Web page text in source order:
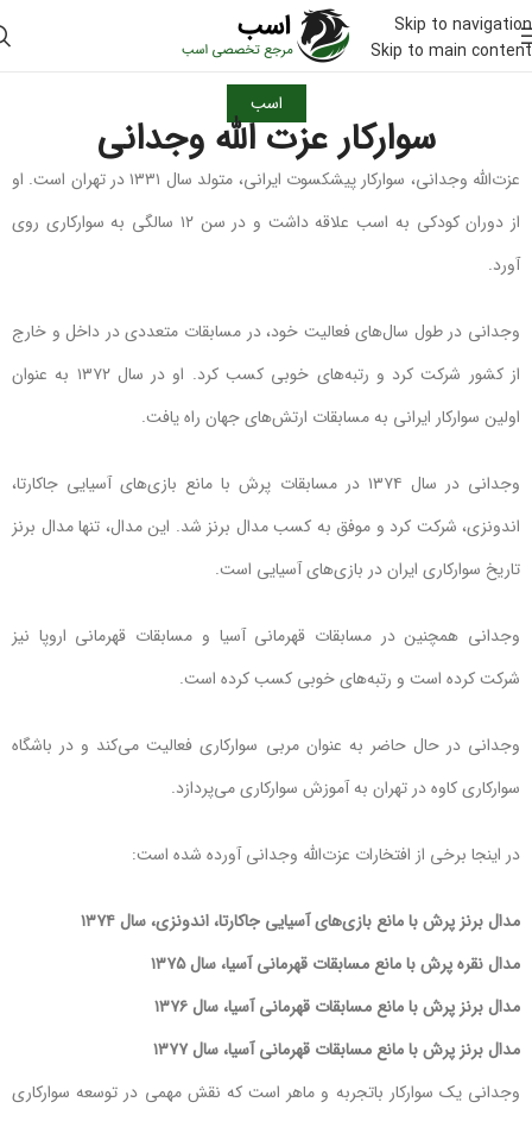
Skip to navigation
Skip to main content
اسب
سوارکار عزت الله وجدانی
عزت‌الله وجدانی، سوارکار پیشکسوت ایرانی، متولد سال ۱۳۳۱ در تهران است. او
از دوران کودکی به اسب علاقه داشت و در سن ۱۲ سالگی به سوارکاری روی
آورد.
وجدانی در طول سال‌های فعالیت خود، در مسابقات متعددی در داخل و خارج
از کشور شرکت کرد و رتبه‌های خوبی کسب کرد. او در سال ۱۳۷۲ به عنوان
اولین سوارکار ایرانی به مسابقات ارتش‌های جهان راه یافت.
وجدانی در سال ۱۳۷۴ در مسابقات پرش با مانع بازی‌های آسیایی جاکارتا،
اندونزی، شرکت کرد و موفق به کسب مدال برنز شد. این مدال، تنها مدال برنز
تاریخ سوارکاری ایران در بازی‌های آسیایی است.
وجدانی همچنین در مسابقات قهرمانی آسیا و مسابقات قهرمانی اروپا نیز
شرکت کرده است و رتبه‌های خوبی کسب کرده است.
وجدانی در حال حاضر به عنوان مربی سوارکاری فعالیت می‌کند و در باشگاه
سوارکاری کاوه در تهران به آموزش سوارکاری می‌پردازد.
در اینجا برخی از افتخارات عزت‌الله وجدانی آورده شده است:
مدال برنز پرش با مانع بازی‌های آسیایی جاکارتا، اندونزی، سال ۱۳۷۴
مدال نقره پرش با مانع مسابقات قهرمانی آسیا، سال ۱۳۷۵
مدال برنز پرش با مانع مسابقات قهرمانی آسیا، سال ۱۳۷۶
مدال برنز پرش با مانع مسابقات قهرمانی آسیا، سال ۱۳۷۷
وجدانی یک سوارکار باتجربه و ماهر است که نقش مهمی در توسعه سوارکاری